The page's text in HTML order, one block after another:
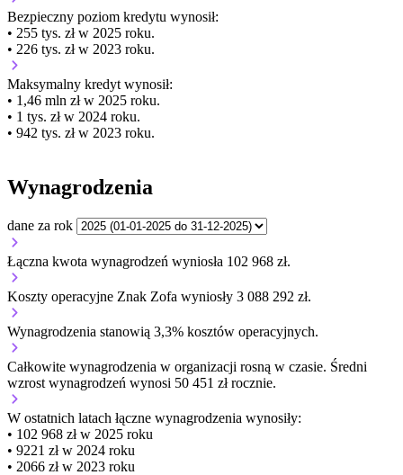
Bezpieczny poziom kredytu wynosił:
• 255 tys. zł w 2025 roku.
• 226 tys. zł w 2023 roku.
Maksymalny kredyt wynosił:
• 1,46 mln zł w 2025 roku.
• 1 tys. zł w 2024 roku.
• 942 tys. zł w 2023 roku.
Wynagrodzenia
dane za rok
Łączna kwota wynagrodzeń wyniosła 102 968 zł.
Koszty operacyjne Znak Zofa wyniosły 3 088 292 zł.
Wynagrodzenia stanowią 3,3% kosztów operacyjnych.
Całkowite wynagrodzenia w organizacji rosną w czasie. Średni
wzrost wynagrodzeń wynosi 50 451 zł rocznie.
W ostatnich latach łączne wynagrodzenia wynosiły:
• 102 968 zł w 2025 roku
• 9221 zł w 2024 roku
• 2066 zł w 2023 roku